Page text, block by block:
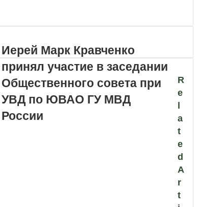
Иерей Марк Кравченко
принял участие в заседании
Общественного совета при
УВД по ЮВАО ГУ МВД
России
R
e
l
a
t
e
d
A
r
t